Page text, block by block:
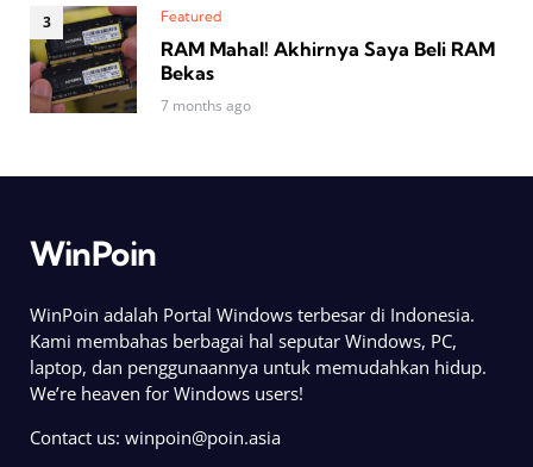
Featured
RAM Mahal! Akhirnya Saya Beli RAM
Bekas
7 months ago
WinPoin
WinPoin adalah Portal Windows terbesar di Indonesia.
Kami membahas berbagai hal seputar Windows, PC,
laptop, dan penggunaannya untuk memudahkan hidup.
We’re heaven for Windows users!
Contact us: winpoin@poin.asia